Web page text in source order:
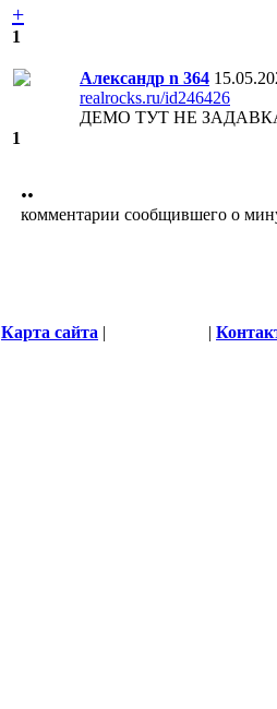
+
1
Александр n 364
realrocks.ru/id246426
ДЕМО ТУТ НЕ
1
••
комментарии сообщившего о
Карта сайта | |